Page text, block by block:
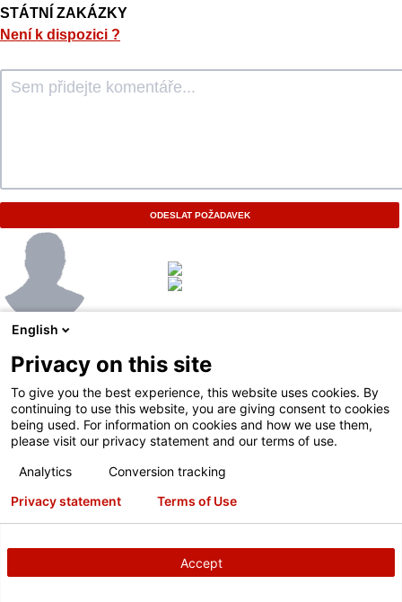
STÁTNÍ ZAKÁZKY
Není k dispozici ?
ODESLAT POŽADAVEK
Sejděte se s místním zástupcem
společnosti Hunter
English
Privacy on this site
To give you the best experience, this website uses cookies. By
continuing to use this website, you are giving consent to cookies
being used. For information on cookies and how we use them,
please visit our privacy statement and our terms of use.
Analytics
Conversion tracking
Accept
Privacy statement Terms of Use